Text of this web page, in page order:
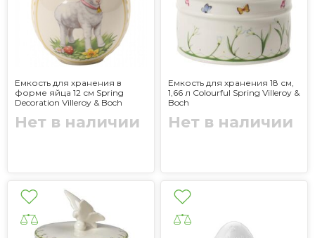
Емкость для хранения в
форме яйца 12 см Spring
Decoration Villeroy & Boch
Нет в наличии
Емкость для хранения 18 см,
1,66 л Colourful Spring Villeroy &
Boch
Нет в наличии